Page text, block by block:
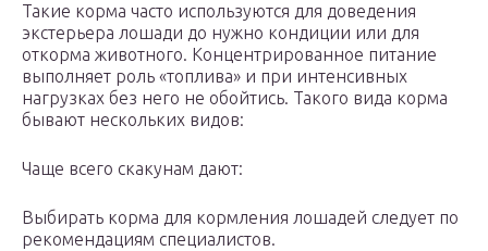
Такие корма часто используются для доведения
экстерьера лошади до нужно кондиции или для
откорма животного. Концентрированное питание
выполняет роль «топлива» и при интенсивных
нагрузках без него не обойтись. Такого вида корма
бывают нескольких видов:
Чаще всего скакунам дают:
Выбирать корма для кормления лошадей следует по
рекомендациям специалистов.